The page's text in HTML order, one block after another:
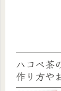
ハコベ茶
作り方や